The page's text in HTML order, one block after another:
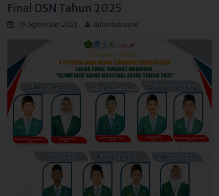
Final OSN Tahun 2025
16-September-2025 administrative